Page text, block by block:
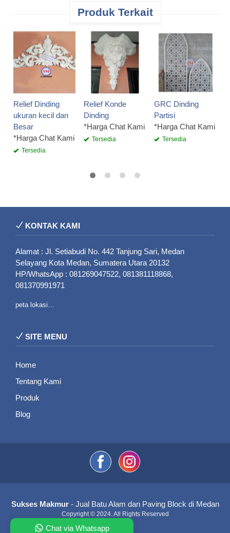
Produk Terkait
Relief Dinding
ukuran kecil dan
Besar
*Harga Chat Kami
Tersedia
Relief Konde
Dinding
*Harga Chat Kami
Tersedia
GRC Dinding
Partisi
*Harga Chat Kami
Tersedia
KONTAK KAMI
Alamat : Jl. Setiabudi No. 442 Tanjung Sari, Medan
Selayang Kota Medan, Sumatera Utara 20132
HP/WhatsApp : 081269047522, 081381118868,
081370991971
peta lokasi…
SITE MENU
Home
Tentang Kami
Produk
Blog
Sukses Makmur- Jual Batu Alam dan Paving Block di Medan
Copyright © 2024. All Rights Reserved
Chat via Whatsapp